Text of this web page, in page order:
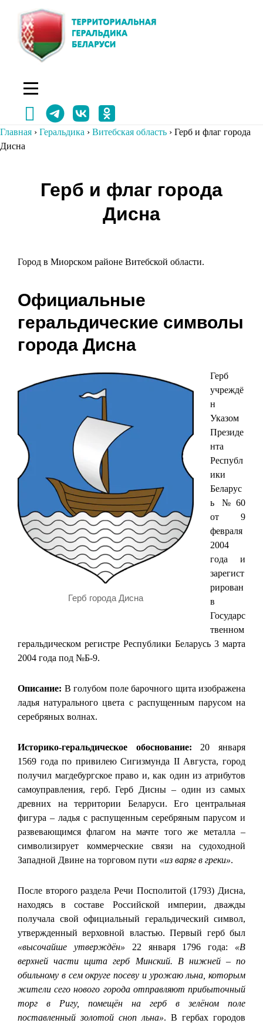
содержимому
Главная › Геральдика › Витебская область › Герб и флаг города
Дисна
Герб и флаг города
Дисна
Город в Миорском районе Витебской области.
Официальные
геральдические символы
города Дисна
Герб города Дисна
Герб
учреждё
н
Указом
Президе
нта
Республ
ики
Беларус
ь №60
от 9
февраля
2004
года и
зарегист
рирован
в
Государс
твенном
геральдическом регистре Республики Беларусь 3 марта
2004 года под №Б-9.
Описание: В голубом поле барочного щита изображена
ладья натурального цвета с распущенным парусом на
серебряных волнах.
Историко-геральдическое обоснование: 20 января
1569 года по привилею Сигизмунда II Августа, город
получил магдебургское право и, как один из атрибутов
самоуправления, герб. Герб Дисны – один из самых
древних на территории Беларуси. Его центральная
фигура – ладья с распущенным серебряным парусом и
развевающимся флагом на мачте того же металла –
символизирует коммерческие связи на судоходной
Западной Двине на торговом пути «из варяг в греки».
После второго раздела Речи Посполитой (1793) Дисна,
находясь в составе Российской империи, дважды
получала свой официальный геральдический символ,
утвержденный верховной властью. Первый герб был
«высочайше утверждён» 22 января 1796 года: «В
верхней части щита герб Минский. В нижней – по
обильному в сем округе посеву и урожаю льна, которым
жители сего нового города отправляют прибыточный
торг в Ригу, помещён на герб в зелёном поле
поставленный золотой сноп льна». В гербах городов
Навигация